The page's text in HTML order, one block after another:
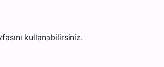
kullanabilirsiniz.